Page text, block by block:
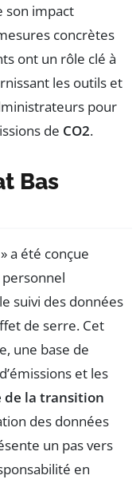
son impact
concrètes
ont un rôle clé à
les outils et
pour
de CO2.
Bas
a été conçue
suivi des données
de serre. Cet
une base de
et les
de la transition
des données
un pas vers
en